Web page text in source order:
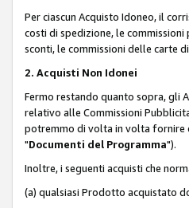
Per ciascun Acquisto Idoneo, il
costi di spedizione, le
sconti, le commissioni delle carte
2. Acquisti Non Idonei
Fermo restando quanto sopra, gli
relativo alle Commissioni
potremmo di volta in volta fornire
"Documenti del Programma").
Inoltre, i seguenti acquisti che
(a) qualsiasi Prodotto acquistato